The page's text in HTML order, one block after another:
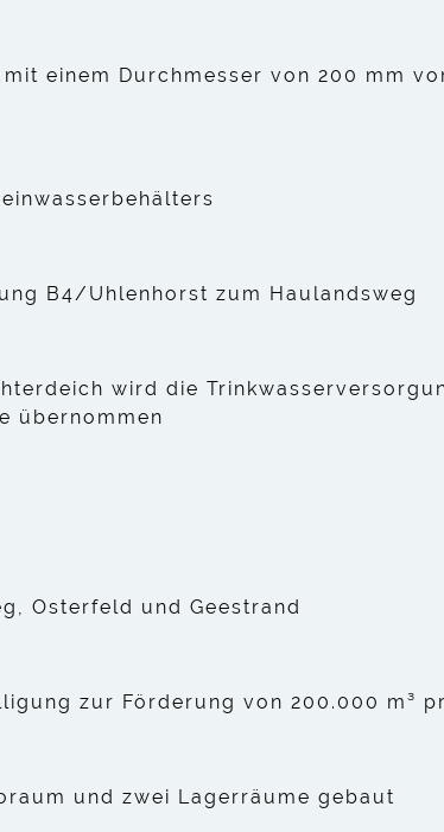
einem Durchmesser von 200 mm
B4/Uhlenhorst zum Haulandsweg
wird die
übernommen
Osterfeld und Geestrand
zur Förderung von 200.000 m³
und zwei Lagerräume gebaut